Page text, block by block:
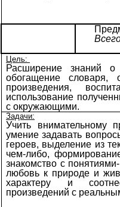
Цель:
Расширение знаний о
обогащение словаря,
произведения,
использование
с окружающими.
Задачи:
Учить внимательному
умение задавать
героев, выделение из
чем-либо,
знакомство с
любовь к природе и
характеру и
произведений с